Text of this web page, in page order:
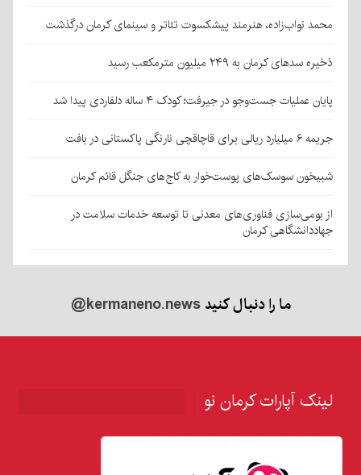
محمد نواب‌زاده، هنرمند پیشکسوت تئاتر و سینمای کرمان درگذشت
ذخیره سدهای کرمان به ۲۴۹ میلیون مترمکعب رسید
پایان عملیات جست‌وجو در جیرفت؛ کودک ۴ ساله دلفاردی پیدا شد
جریمه ۶ میلیارد ریالی برای قاچاقچی نارنگی پاکستانی در بافت
شبیخون سوسک‌های پوست‌خوار به کاج‌های جنگل قائم کرمان
از بومی‌سازی فناوری‌های معدنی تا توسعه خدمات سلامت در
جهاددانشگاهی کرمان
ما را دنبال کنید@kermaneno.news
لینک آپارات کرمان نو